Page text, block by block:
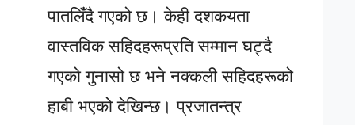
पातलिँदै गएको छ। केही दशकयता
वास्तविक सहिदहरूप्रति सम्मान घट्दै
गएकाे गुनासो छ भने नक्कली सहिदहरूको
हाबी भएको देखिन्छ। प्रजातन्त्र